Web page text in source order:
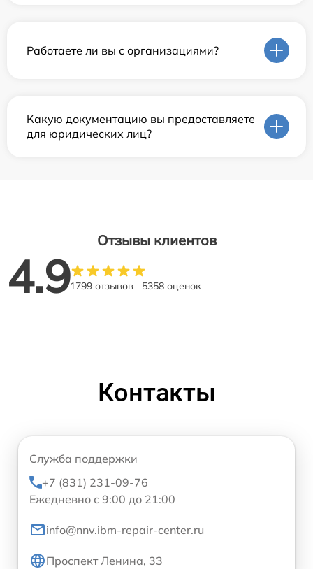
Работаете ли вы с организациями?
Какую документацию вы предоставляете
для юридических лиц?
Отзывы клиентов
4.91799 отзывов 5358 оценок
Контакты
Служба поддержки
+7 (831) 231-09-76
Ежедневно с 9:00 до 21:00
info@nnv.ibm-repair-center.ru
Проспект Ленина, 33